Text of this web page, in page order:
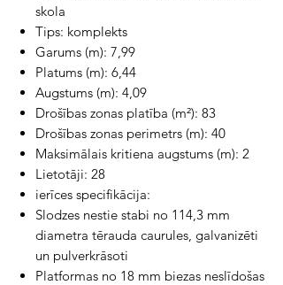
skola
Tips: komplekts
Garums (m): 7,99
Platums (m): 6,44
Augstums (m): 4,09
Drošības zonas platība (m²): 83
Drošības zonas perimetrs (m): 40
Maksimālais kritiena augstums (m): 2
Lietotāji: 28
ierīces specifikācija:
Slodzes nestie stabi no 114,3 mm
diametra tērauda caurules, galvanizēti
un pulverkrāsoti
Platformas no 18 mm biezas neslīdošas